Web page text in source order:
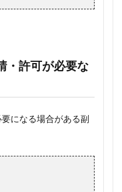
・許可が必要な
になる場合がある副